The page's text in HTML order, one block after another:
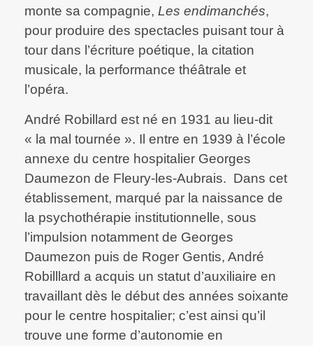
monte sa compagnie, Les endimanchés,
pour produire des spectacles puisant tour à
tour dans l’écriture poétique, la citation
musicale, la performance théâtrale et
l’opéra.
André Robillard est né en 1931 au lieu-dit
« la mal tournée ». Il entre en 1939 à l’école
annexe du centre hospitalier Georges
Daumezon de Fleury-les-Aubrais. Dans cet
établissement, marqué par la naissance de
la psychothérapie institutionnelle, sous
l’impulsion notamment de Georges
Daumezon puis de Roger Gentis, André
Robilllard a acquis un statut d’auxiliaire en
travaillant dès le début des années soixante
pour le centre hospitalier; c’est ainsi qu’il
trouve une forme d’autonomie en